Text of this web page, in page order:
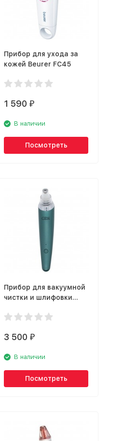
Прибор для ухода за
кожей Beurer FC45
1 590₽
В наличии
Посмотреть
Прибор для вакуумной
чистки и шлифовки
3 500₽
В наличии
Посмотреть